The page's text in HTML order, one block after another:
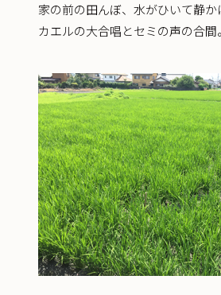
家の前の田んぼ、水がひいて静か
カエルの大合唱とセミの声の合間